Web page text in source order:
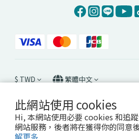
此網站使用 cookies
Hi, 本網站使用必要 cookies 和追
網站服務，後者將在獲得你的同意
解更多
$ TWD 繁體中文
Copyright© Toppuror International